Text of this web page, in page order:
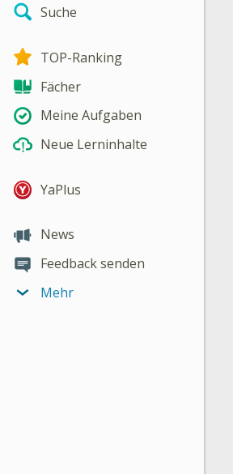
Suche
TOP-Ranking
Fächer
Meine Aufgaben
Neue Lerninhalte
YaPlus
News
Feedback senden
Mehr